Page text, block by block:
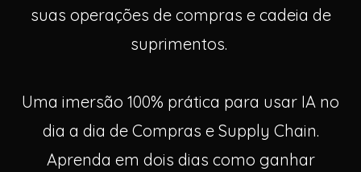
suas operações de compras e cadeia de
suprimentos.
Uma imersão 100% prática para usar IA no
dia a dia de Compras e Supply Chain.
Aprenda em dois dias como ganhar